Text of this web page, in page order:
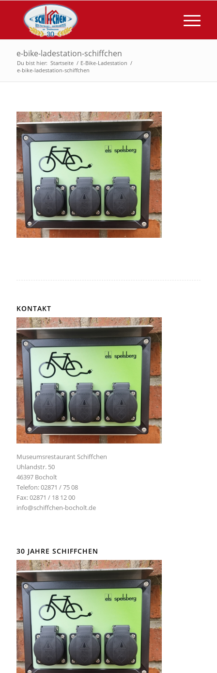
e-bike-ladestation-schiffchen
Du bist hier: Startseite / E-Bike-Ladestation /
e-bike-ladestation-schiffchen
KONTAKT
Museumsrestaurant Schiffchen
Uhlandstr. 50
46397 Bocholt
Telefon: 02871 / 75 08
Fax: 02871 / 18 12 00
info@schiffchen-bocholt.de
30 JAHRE SCHIFFCHEN